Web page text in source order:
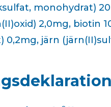
monohydrat)
2,0mg, biotin
0,2mg, järn